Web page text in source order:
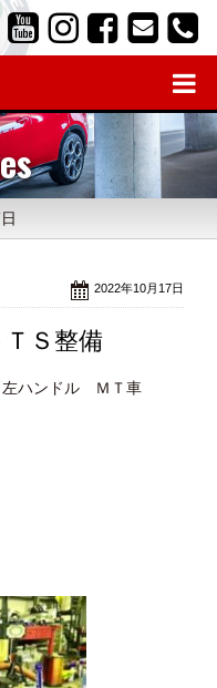
2022年10月17日
Ｓ整備
左ハンドル ＭＴ車